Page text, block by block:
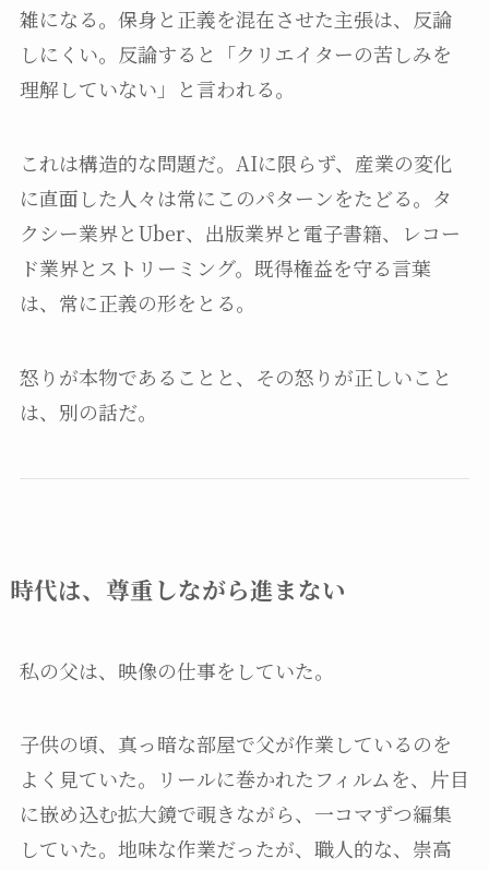
雑になる。保身と正義を混在させた主張は、反論
しにくい。反論すると「クリエイターの苦しみを
理解していない」と言われる。
これは構造的な問題だ。AIに限らず、産業の変化
に直面した人々は常にこのパターンをたどる。タ
クシー業界とUber、出版業界と電子書籍、レコー
ド業界とストリーミング。既得権益を守る言葉
は、常に正義の形をとる。
怒りが本物であることと、その怒りが正しいこと
は、別の話だ。
時代は、尊重しながら進まない
私の父は、映像の仕事をしていた。
子供の頃、真っ暗な部屋で父が作業しているのを
よく見ていた。リールに巻かれたフィルムを、片目
に嵌め込む拡大鏡で覗きながら、一コマずつ編集
していた。地味な作業だったが、職人的な、崇高